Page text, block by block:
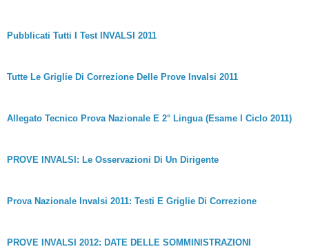
Pubblicati Tutti I Test INVALSI 2011
Tutte Le Griglie Di Correzione Delle Prove Invalsi 2011
Allegato Tecnico Prova Nazionale E 2° Lingua (Esame I Ciclo 2011)
PROVE INVALSI: Le Osservazioni Di Un Dirigente
Prova Nazionale Invalsi 2011: Testi E Griglie Di Correzione
PROVE INVALSI 2012: DATE DELLE SOMMINISTRAZIONI